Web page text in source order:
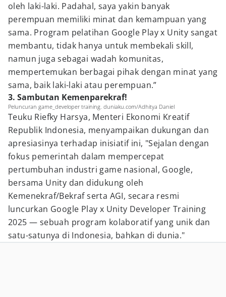
oleh laki-laki. Padahal, saya yakin banyak
perempuan memiliki minat dan kemampuan yang
sama. Program pelatihan Google Play x Unity sangat
membantu, tidak hanya untuk membekali skill,
namun juga sebagai wadah komunitas,
mempertemukan berbagai pihak dengan minat yang
sama, baik laki-laki atau perempuan.”
3. Sambutan Kemenparekraf!
Peluncuran game_developer training. duniaku.com/Adhitya Daniel
Teuku Riefky Harsya, Menteri Ekonomi Kreatif
Republik Indonesia, menyampaikan dukungan dan
apresiasinya terhadap inisiatif ini, "Sejalan dengan
fokus pemerintah dalam mempercepat
pertumbuhan industri game nasional, Google,
bersama Unity dan didukung oleh
Kemenekraf/Bekraf serta AGI, secara resmi
luncurkan Google Play x Unity Developer Training
2025 — sebuah program kolaboratif yang unik dan
satu-satunya di Indonesia, bahkan di dunia."